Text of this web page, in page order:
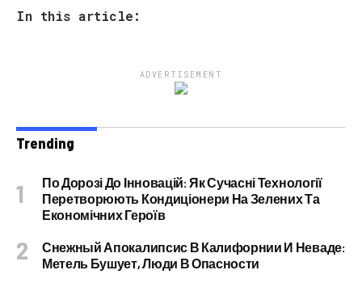
In this article:
ADVERTISEMENT
Trending
По Дорозі До Інновацій: Як Сучасні Технології
Перетворюють Кондиціонери На Зелених Та
Економічних Героїв
Снежный Апокалипсис В Калифорнии И Неваде:
Метель Бушует, Люди В Опасности